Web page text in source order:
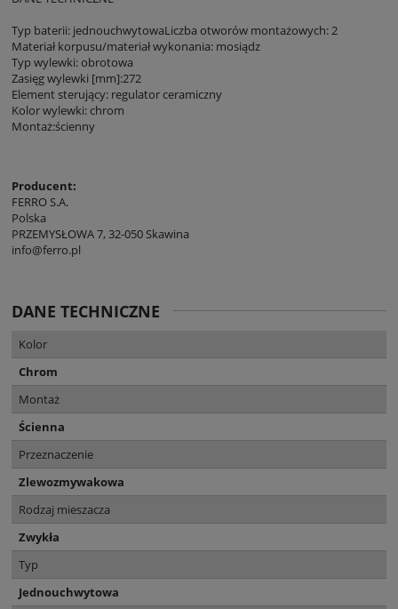
Typ baterii: jednouchwytowaLiczba otworów montażowych: 2
Materiał korpusu/materiał wykonania: mosiądz
Typ wylewki: obrotowa
Zasięg wylewki [mm]:272
Element sterujący: regulator ceramiczny
Kolor wylewki: chrom
Montaż:ścienny
Producent:
FERRO S.A.
Polska
PRZEMYSŁOWA 7, 32-050 Skawina
info@ferro.pl
DANE TECHNICZNE
Kolor
Chrom
Montaż
Ścienna
Przeznaczenie
Zlewozmywakowa
Rodzaj mieszacza
Zwykła
Typ
Jednouchwytowa